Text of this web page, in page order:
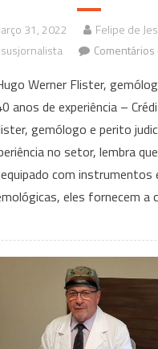
31, 2022
Felipe de
Werner Flister,
anos de experiência –
gemólogo e perito
no setor, lembra
com instrumentos
eles fornecem